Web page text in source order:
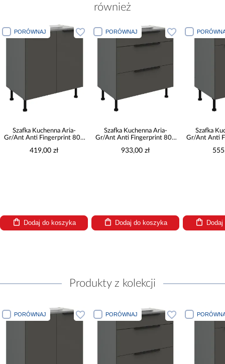
również
PORÓWNAJ
Szafka Kuchenna Aria-
Gr/Ant Anti Fingerprint 80d
419,00 zł
Dodaj do koszyka
PORÓWNAJ
Szafka Kuchenna Aria-
Gr/Ant Anti Fingerprint 80d
933,00 zł
Dodaj do koszyka
Szafka
Gr/Ant Anti
Produkty z kolekcji
PORÓWNAJ PORÓWNAJ